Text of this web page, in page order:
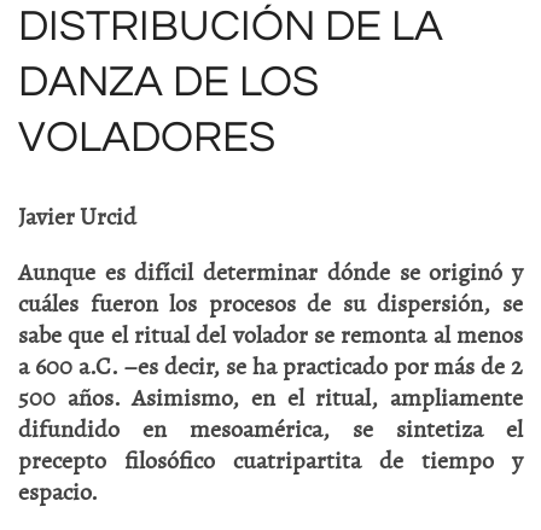
DISTRIBUCIÓN DE LA
DANZA DE LOS
VOLADORES
Javier Urcid
Aunque es difícil determinar dónde se originó y
cuáles fueron los procesos de su dispersión, se
sabe que el ritual del volador se remonta al menos
a 600 a.C. –es decir, se ha practicado por más de 2
500 años. Asimismo, en el ritual, ampliamente
difundido en mesoamérica, se sintetiza el
precepto filosófico cuatripartita de tiempo y
espacio.